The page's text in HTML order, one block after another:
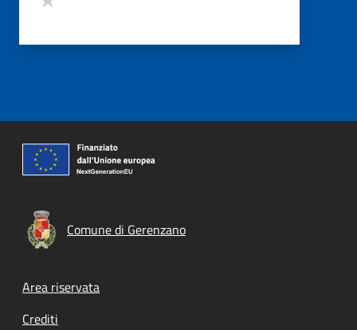
Comune di Gerenzano
Footer menu
Area riservata
Crediti